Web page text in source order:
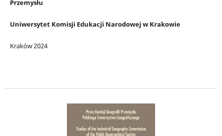
Przemysłu
Uniwersytet Komisji Edukacji Narodowej w Krakowie
Kraków 2024